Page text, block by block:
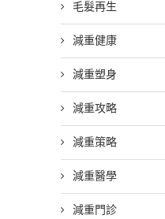
毛髮再生
減重健康
減重塑身
減重攻略
減重策略
減重醫學
減重門診